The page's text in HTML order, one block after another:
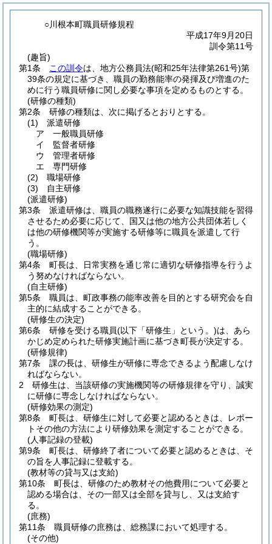
○川根本町職員研修規程
平成17年9月20日
訓令第11号
(趣旨)
第1条
この訓令は、地方公務員法(昭和25年法律第261号)第
39条の規定に基づき、職員の勤務能率の発揮及び増進のた
めに行う職員研修に関し必要な事項を定めるものとする。
(研修の種類)
第2条
研修の種類は、次に掲げるとおりとする。
(1)
派遣研修
ア
一般職員研修
イ
監督者研修
ウ
管理者研修
エ
専門研修
(2)
職場研修
(3)
自主研修
(派遣研修)
第3条
派遣研修は、職員の職務遂行に必要な知識技能を習得
させるため必要に応じて、国又は他の地方公共団体若しく
は他の研修機関等が実施する研修等に職員を派遣して行
う。
(職場研修)
第4条
町長は、日常実務を通じ常に適切な研修指導を行うよ
う努めなければならない。
(自主研修)
第5条
職員は、町政事務の能率改善を目的とする研究会を自
主的に結成することができる。
(研修生の決定)
第6条
研修を受ける職員(以下「研修生」という。)は、あら
かじめ定められた研修実施計画に基づき町長が決定する。
(研修規律)
第7条
課の長は、研修生が研修に専念できるよう配慮しなけ
ればならない。
2
研修生は、当該研修の実施機関等の研修規律を守り、誠実
に研修に専念しなければならない。
(研修効果の測定)
第8条
町長は、研修生に対して必要と認めるときは、レポー
トその他の方法により研修効果を測定することができる。
(人事記録の登載)
第9条
町長は、研修終了者について必要と認めるときは、そ
の旨を人事記録に登載する。
(教材等の貸与又は支給)
第10条
町長は、研修のため教材その他費用について必要と
認める場合は、その一部又は全部を貸与し、又は支給す
る。
(庶務)
第11条
職員研修の庶務は、総務課において処理する。
(その他)